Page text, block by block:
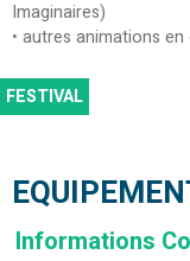
Imaginaires)
• autres animations
FESTIVAL
Informations